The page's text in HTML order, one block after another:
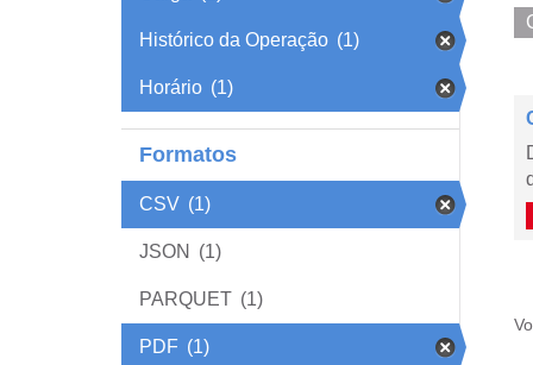
Histórico da Operação (1)
Horário (1)
Formatos
CSV (1)
JSON (1)
PARQUET (1)
PDF (1)